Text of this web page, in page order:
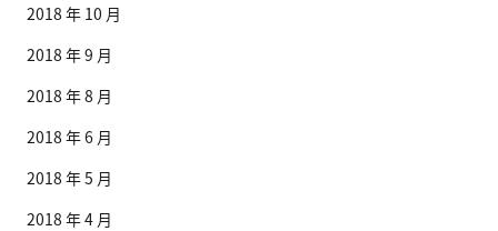
2018 年 10 月
2018 年 9 月
2018 年 8 月
2018 年 6 月
2018 年 5 月
2018 年 4 月